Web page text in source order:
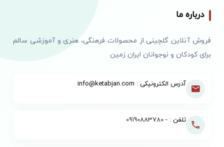
درباره ما
فروش آنلاین گلچینی از محصولات فرهنگی، هنری و آموزشی سالم
برای کودکان و نوجوانان ایران زمین
آدرس الکترونیکی : info@ketabjan.com
تلفن : -09190883780